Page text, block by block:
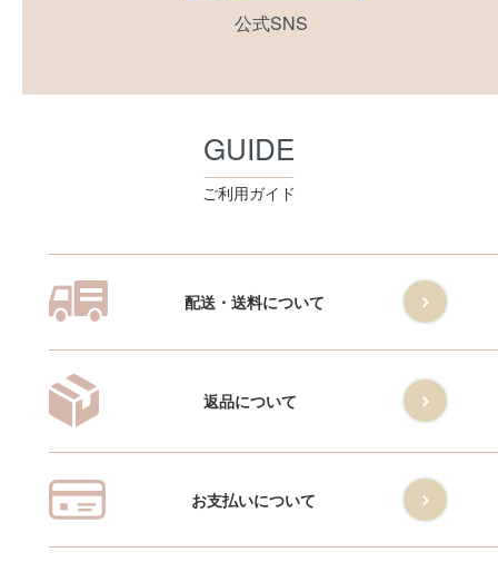
公式SNS
GUIDE
ご利用ガイド
配送・送料について
返品について
お支払いについて